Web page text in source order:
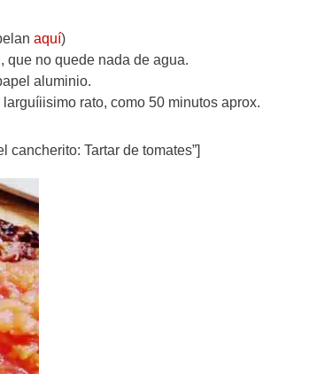
aquí)
que no quede nada de agua.
aluminio.
rato, como 50 minutos aprox.
cancherito: Tartar de tomates”]